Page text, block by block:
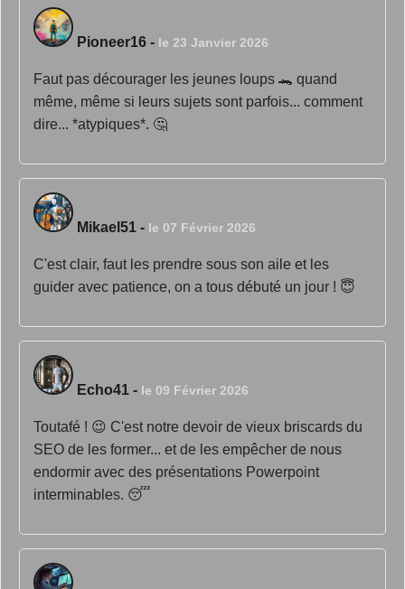
Pioneer16 - le 23 Janvier 2026
Faut pas décourager les jeunes loups 🐊 quand
même, même si leurs sujets sont parfois... comment
dire... *atypiques*. 🤔
Mikael51 - le 07 Février 2026
C'est clair, faut les prendre sous son aile et les
guider avec patience, on a tous débuté un jour ! 😇
Echo41 - le 09 Février 2026
Toutafé ! 😉 C'est notre devoir de vieux briscards du
SEO de les former... et de les empêcher de nous
endormir avec des présentations Powerpoint
interminables. 😴